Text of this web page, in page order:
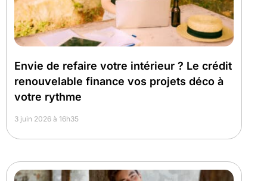
Envie de refaire votre intérieur ? Le crédit
renouvelable finance vos projets déco à
votre rythme
3 juin 2026 à 16h35